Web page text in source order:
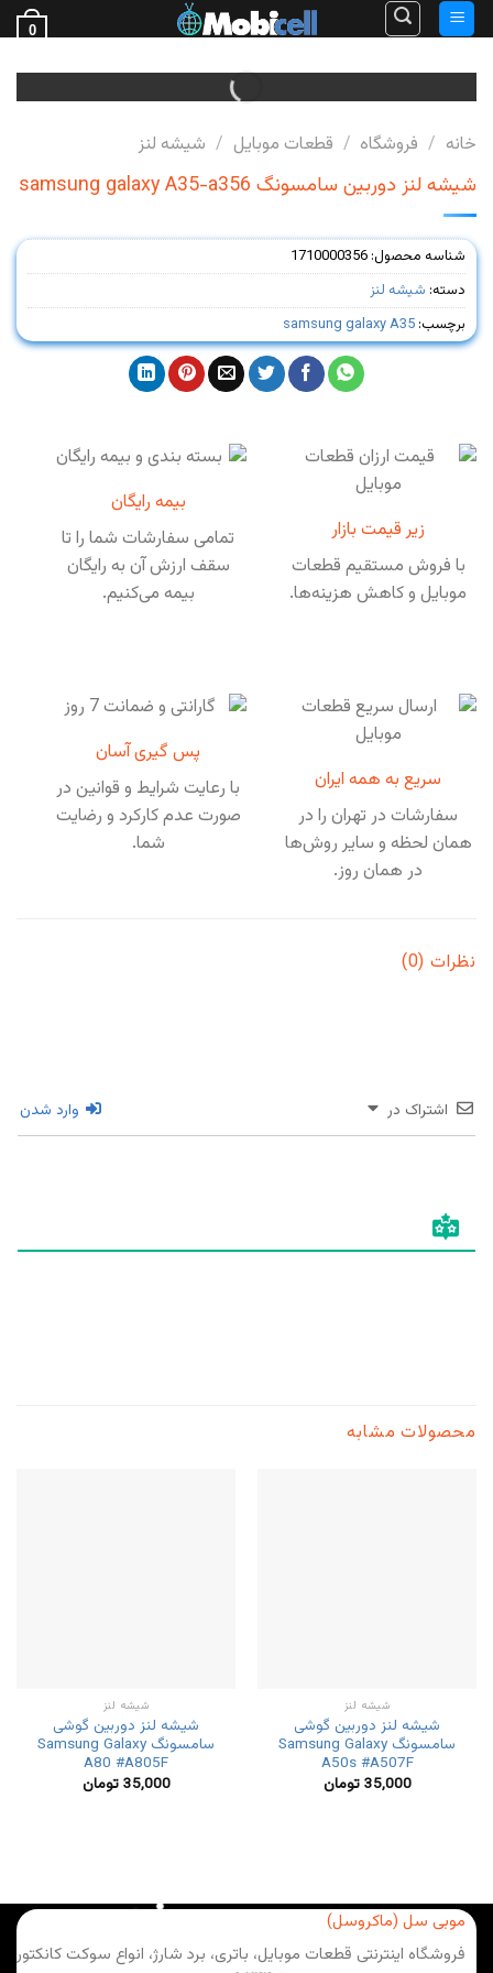
Skip
to
content
0
خانه / فروشگاه / قطعات موبایل / شیشه لنز
شیشه لنز دوربین سامسونگ samsung galaxy A35-a356
شناسه محصول: 1710000356
دسته: شیشه لنز
برچسب: samsung galaxy A35
زیر قیمت بازار
با فروش مستقیم قطعات
موبایل و کاهش هزینه‌ها.
بیمه رایگان
تمامی سفارشات شما را تا
سقف ارزش آن به رایگان
بیمه می‌کنیم.
سریع به همه ایران
سفارشات در تهران را در
همان لحظه و سایر روش‌ها
در همان روز.
پس گیری آسان
با رعایت شرایط و قوانین در
صورت عدم کارکرد و رضایت
شما.
نظرات (0)
اشتراک در وارد شدن
محصولات مشابه
شیشه لنز
شیشه لنز دوربین گوشی
سامسونگ Samsung Galaxy
A50s #A507F
35,000 تومان
شیشه لنز
شیشه لنز دوربین گوشی
سامسونگ Samsung Galaxy
A80 #A805F
35,000 تومان
موبی سل (ماکروسل)
فروشگاه اینترنتی قطعات موبایل، باتری، برد شارژ، انواع سوکت کانکتور